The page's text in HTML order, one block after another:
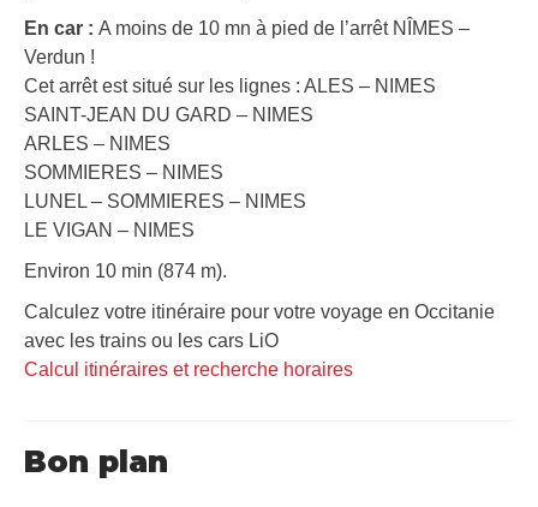
En car : A moins de 10 mn à pied de l’arrêt NÎMES –
Verdun !
Cet arrêt est situé sur les lignes : ALES – NIMES
SAINT-JEAN DU GARD – NIMES
ARLES – NIMES
SOMMIERES – NIMES
LUNEL – SOMMIERES – NIMES
LE VIGAN – NIMES
Environ 10 min (874 m).
Calculez votre itinéraire pour votre voyage en Occitanie
avec les trains ou les cars LiO
Calcul itinéraires et recherche horaires
Bon plan